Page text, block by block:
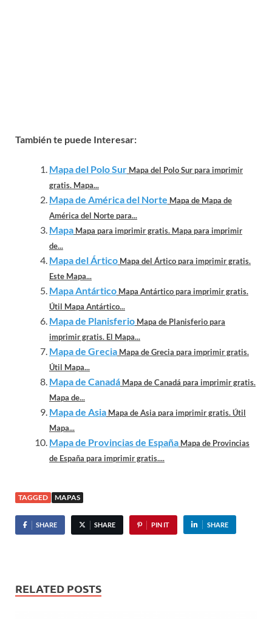
También te puede Interesar:
Mapa del Polo Sur Mapa del Polo Sur para imprimir
gratis. Mapa...
Mapa de América del Norte Mapa de Mapa de
América del Norte para...
Mapa Mapa para imprimir gratis. Mapa para imprimir
de...
Mapa del Ártico Mapa del Ártico para imprimir gratis.
Este Mapa...
Mapa Antártico Mapa Antártico para imprimir gratis.
Útil Mapa Antártico...
Mapa de Planisferio Mapa de Planisferio para
imprimir gratis. El Mapa...
Mapa de Grecia Mapa de Grecia para imprimir gratis.
Útil Mapa...
Mapa de Canadá Mapa de Canadá para imprimir gratis.
Mapa de...
Mapa de Asia Mapa de Asia para imprimir gratis. Útil
Mapa...
Mapa de Provincias de España Mapa de Provincias
de España para imprimir gratis....
TAGGED MAPAS
SHARE SHARE PIN IT SHARE
RELATED POSTS